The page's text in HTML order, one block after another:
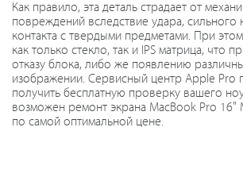
Как правило, эта деталь страдает от
повреждений вследствие удара, сильного
контакта с твердыми предметами. При
как только стекло, так и IPS матрица, что
отказу блока, либо же появлению
изображении. Сервисный центр Apple Pro
получить бесплатную проверку вашего
возможен ремонт экрана MacBook Pro 16"
по самой оптимальной цене.